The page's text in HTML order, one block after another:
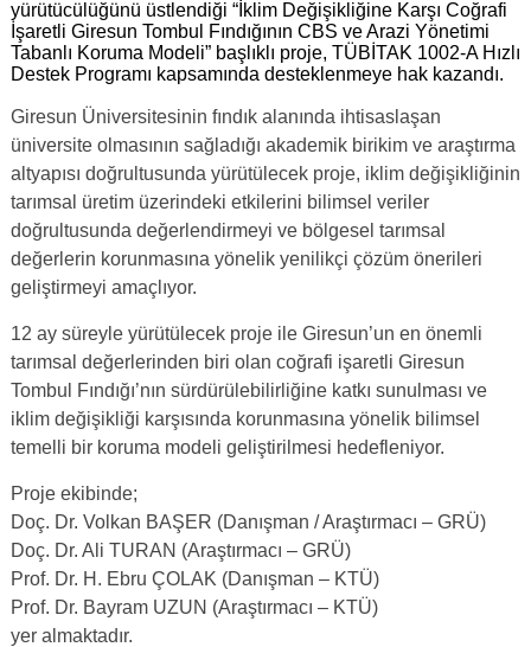
yürütücülüğünü üstlendiği “İklim Değişikliğine Karşı Coğrafi
İşaretli Giresun Tombul Fındığının CBS ve Arazi Yönetimi
Tabanlı Koruma Modeli” başlıklı proje, TÜBİTAK 1002-A Hızlı
Destek Programı kapsamında desteklenmeye hak kazandı.
Giresun Üniversitesinin fındık alanında ihtisaslaşan
üniversite olmasının sağladığı akademik birikim ve araştırma
altyapısı doğrultusunda yürütülecek proje, iklim değişikliğinin
tarımsal üretim üzerindeki etkilerini bilimsel veriler
doğrultusunda değerlendirmeyi ve bölgesel tarımsal
değerlerin korunmasına yönelik yenilikçi çözüm önerileri
geliştirmeyi amaçlıyor.
12 ay süreyle yürütülecek proje ile Giresun’un en önemli
tarımsal değerlerinden biri olan coğrafi işaretli Giresun
Tombul Fındığı’nın sürdürülebilirliğine katkı sunulması ve
iklim değişikliği karşısında korunmasına yönelik bilimsel
temelli bir koruma modeli geliştirilmesi hedefleniyor.
Proje ekibinde;
Doç. Dr. Volkan BAŞER (Danışman / Araştırmacı – GRÜ)
Doç. Dr. Ali TURAN (Araştırmacı – GRÜ)
Prof. Dr. H. Ebru ÇOLAK (Danışman – KTÜ)
Prof. Dr. Bayram UZUN (Araştırmacı – KTÜ)
yer almaktadır.